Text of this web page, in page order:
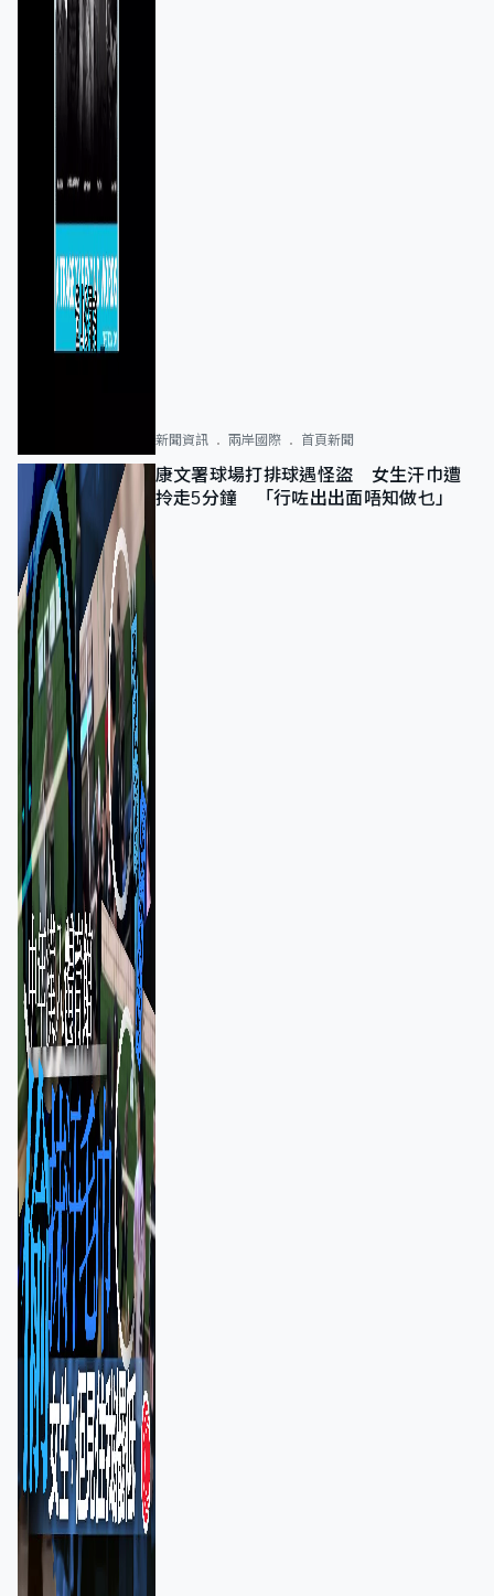
新聞資訊 兩岸國際 首頁新聞
康文署球場打排球遇怪盜 女生汗巾遭
拎走5分鐘 「行咗出出面唔知做乜」